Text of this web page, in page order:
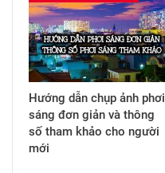
Hướng dẫn chụp ảnh phơi
sáng đơn giản và thông
số tham khảo cho người
mới